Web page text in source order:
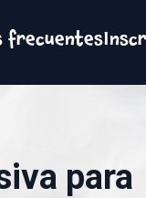
frecuentes
para